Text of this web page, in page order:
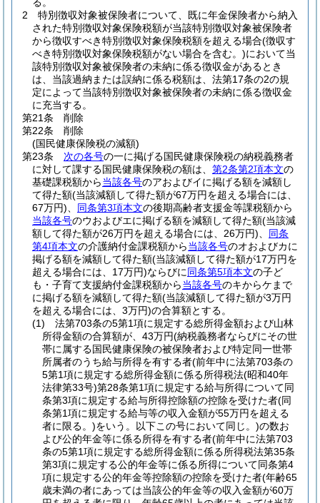
2
特別徴収対象被保険者について、既に年金保険者から納入
された特別徴収対象保険税額が当該特別徴収対象被保険者
から徴収すべき特別徴収対象保険税額を超える場合(徴収す
べき特別徴収対象保険税額がない場合を含む。)において当
該特別徴収対象被保険者の未納に係る徴収金があるとき
は、当該過納または誤納に係る税額は、法第17条の2の規
定によって当該特別徴収対象被保険者の未納に係る徴収金
に充当する。
第21条
削除
第22条
削除
(国民健康保険税の減額)
第23条
次の各号の一に掲げる国民健康保険税の納税義務者
に対して課する国民健康保険税の額は、 第2条第2項本文の
基礎課税額から当該各号のアおよびイに掲げる額を減額し
て得た額(当該減額して得た額が67万円を超える場合には、
67万円)
同条第3項本文の後期高齢者支援金等課税額から
当該各号のウおよびエに掲げる額を減額して得た額(当該減
額して得た額が26万円を超える場合には、26万円)
同条
第4項本文の介護納付金課税額から当該各号のオおよびカに
掲げる額を減額して得た額(当該減額して得た額が17万円を
超える場合には、17万円)ならびに同条第5項本文の子ど
も・子育て支援納付金課税額から当該各号のキからケまで
に掲げる額を減額して得た額(当該減額して得た額が3万円
を超える場合には、3万円)の合算額とする。
(1)
法第703条の5第1項に規定する総所得金額および山林
所得金額の合算額が、43万円(納税義務者ならびにその世
帯に属する国民健康保険の被保険者および特定同一世帯
所属者のうち給与所得を有する者(前年中に法第703条の
5第1項に規定する総所得金額に係る所得税法(昭和40年
法律第33号)第28条第1項に規定する給与所得について同
条第3項に規定する給与所得控除額の控除を受けた者(同
条第1項に規定する給与等の収入金額が55万円を超える
者に限る。)をいう。以下この号において同じ。)の数お
よび公的年金等に係る所得を有する者(前年中に法第703
条の5第1項に規定する総所得金額に係る所得税法第35条
第3項に規定する公的年金等に係る所得について同条第4
項に規定する公的年金等控除額の控除を受けた者(年齢65
歳未満の者にあっては当該公的年金等の収入金額が60万